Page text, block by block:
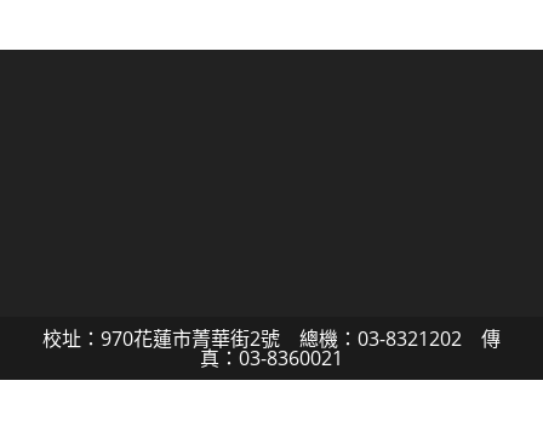
校址：970花蓮市菁華街2號 總機：03-8321202 傳
真：03-8360021